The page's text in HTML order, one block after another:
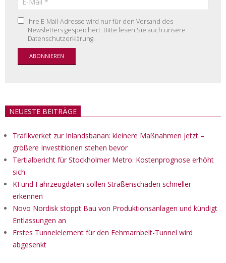
Ihre E-Mail-Adresse wird nur für den Versand des
Newsletters gespeichert. Bitte lesen Sie auch unsere
Datenschutzerklärung.
NEUESTE BEITRÄGE
Trafikverket zur Inlandsbanan: kleinere Maßnahmen jetzt –
größere Investitionen stehen bevor
Tertialbericht für Stockholmer Metro: Kostenprognose erhöht
sich
KI und Fahrzeugdaten sollen Straßenschäden schneller
erkennen
Novo Nordisk stoppt Bau von Produktionsanlagen und kündigt
Entlassungen an
Erstes Tunnelelement für den Fehmarnbelt-Tunnel wird
abgesenkt